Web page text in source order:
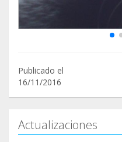
Publicado el
16/11/2016
Actualizaciones